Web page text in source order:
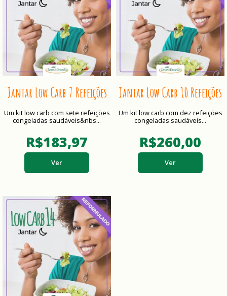
Jantar Low Carb 7 Refeições
Um kit low carb com sete refeições
congeladas saudáveis&nbs...
R$183,97
Ver
Jantar Low Carb 10 Refeições
Um kit low carb com dez refeições
congeladas saudáveis...
R$260,00
Ver